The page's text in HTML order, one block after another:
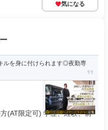
気になる
ルを身に付けられます◎夜勤専
(AT限定可) 学歴、経験、前